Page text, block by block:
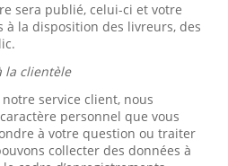
sera publié, celui-ci et votre
la disposition des livreurs, des
la clientèle
service client, nous
personnel que vous
à votre question ou traiter
collecter des données à